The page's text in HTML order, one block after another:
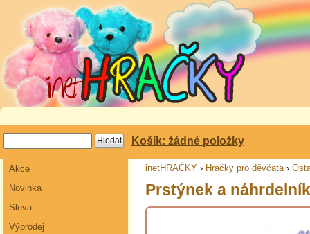
Košík: žádné položky
Akce
Novinka
Sleva
Výprodej
inetHRAČKY › Hračky pro děvčata›
Prstýnek a náhrdelník